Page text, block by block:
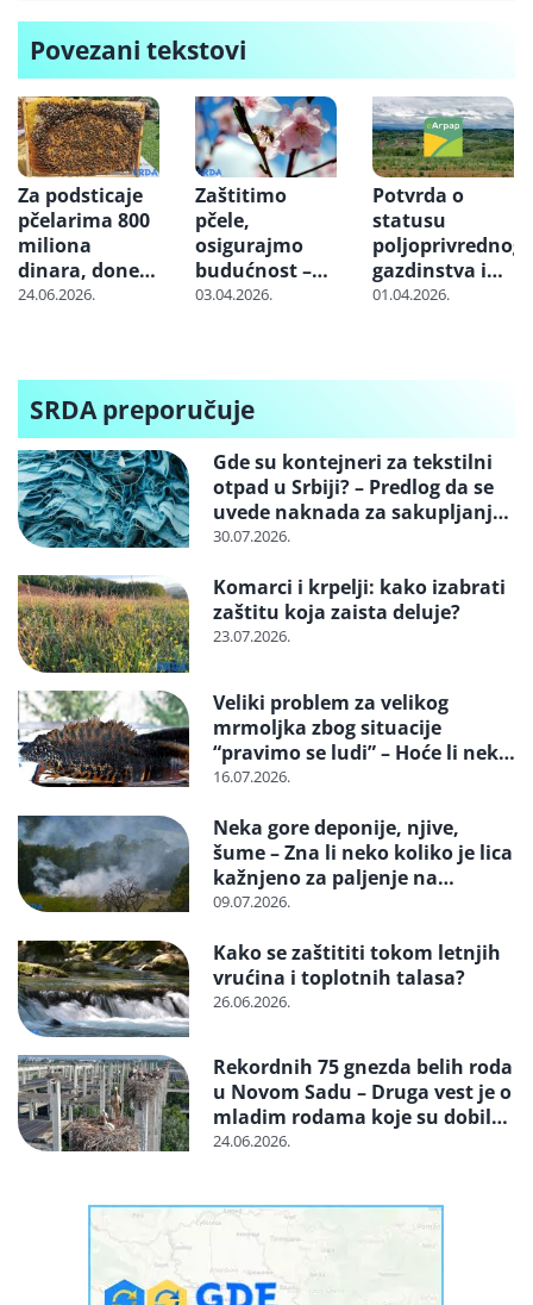
Povezani tekstovi
Za podsticaje
pčelarima 800
miliona
dinara, doneto
više od 12.000
24.06.2026.
Zaštitimo
pčele,
osigurajmo
budućnost –
Ministarstvo
pesticide u
vreme
cvetanja bilja
03.04.2026.
Potvrda o
statusu
poljoprivrednog
gazdinstva i
Izvod iz
01.04.2026.
SRDA preporučuje
Gde su kontejneri za tekstilni
otpad u Srbiji? – Predlog da se
uvede naknada za sakupljanje i
reciklažu i svrstavanje u
30.07.2026.
Komarci i krpelji: kako izabrati
zaštitu koja zaista deluje?
23.07.2026.
Veliki problem za velikog
mrmoljka zbog situacije
“pravimo se ludi” – Hoće li neko
reagovati i spasiti strogo
16.07.2026.
Neka gore deponije, njive,
šume – Zna li neko koliko je lica
kažnjeno za paljenje na
otvorenom
09.07.2026.
Kako se zaštititi tokom letnjih
vrućina i toplotnih talasa?
26.06.2026.
Rekordnih 75 gnezda belih roda
u Novom Sadu – Druga vest je o
mladim rodama koje su dobile
proteze za amputirane noge
24.06.2026.